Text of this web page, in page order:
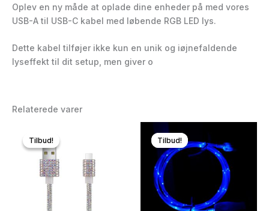
Oplev en ny måde at oplade dine enheder på med vores
USB-A til USB-C kabel med løbende RGB LED lys.
Dette kabel tilføjer ikke kun en unik og iøjnefaldende
lyseffekt til dit setup, men giver o
Relaterede varer
Tilbud!
Tilbud! Tilbud!
Tilbud!